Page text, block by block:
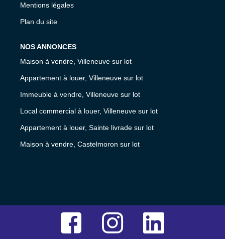
Mentions légales
Plan du site
NOS ANNONCES
Maison à vendre, Villeneuve sur lot
Appartement à louer, Villeneuve sur lot
Immeuble à vendre, Villeneuve sur lot
Local commercial à louer, Villeneuve sur lot
Appartement à louer, Sainte livrade sur lot
Maison à vendre, Castelmoron sur lot